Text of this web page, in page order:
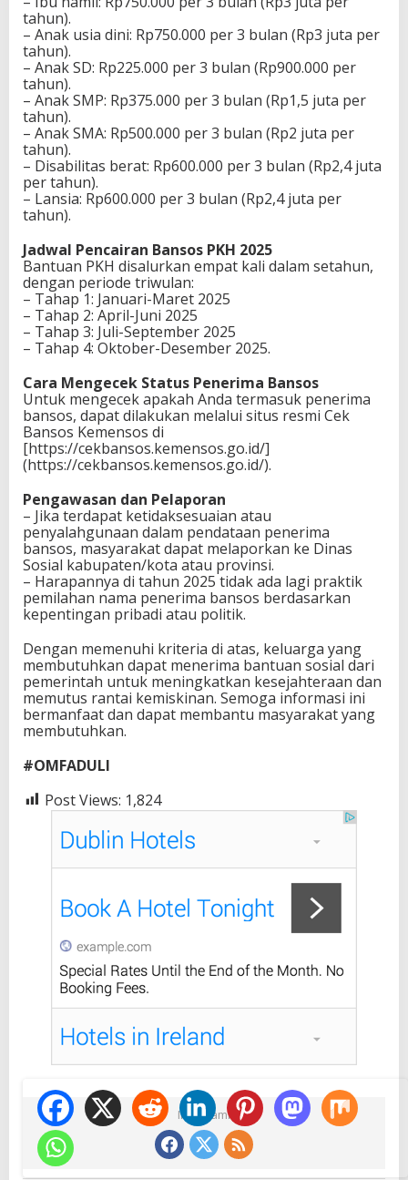
tahun).
– Anak usia dini: Rp750.000 per 3 bulan (Rp3 juta per
tahun).
– Anak SD: Rp225.000 per 3 bulan (Rp900.000 per
tahun).
– Anak SMP: Rp375.000 per 3 bulan (Rp1,5 juta per
tahun).
– Anak SMA: Rp500.000 per 3 bulan (Rp2 juta per
tahun).
– Disabilitas berat: Rp600.000 per 3 bulan (Rp2,4 juta
per tahun).
– Lansia: Rp600.000 per 3 bulan (Rp2,4 juta per
tahun).
Jadwal Pencairan Bansos PKH 2025
Bantuan PKH disalurkan empat kali dalam setahun,
dengan periode triwulan:
– Tahap 1: Januari-Maret 2025
– Tahap 2: April-Juni 2025
– Tahap 3: Juli-September 2025
– Tahap 4: Oktober-Desember 2025.
Cara Mengecek Status Penerima Bansos
Untuk mengecek apakah Anda termasuk penerima
bansos, dapat dilakukan melalui situs resmi Cek
Bansos Kemensos di
[https://cekbansos.kemensos.go.id/]
(https://cekbansos.kemensos.go.id/).
Pengawasan dan Pelaporan
– Jika terdapat ketidaksesuaian atau
penyalahgunaan dalam pendataan penerima
bansos, masyarakat dapat melaporkan ke Dinas
Sosial kabupaten/kota atau provinsi.
– Harapannya di tahun 2025 tidak ada lagi praktik
pemilahan nama penerima bansos berdasarkan
kepentingan pribadi atau politik.
Dengan memenuhi kriteria di atas, keluarga yang
membutuhkan dapat menerima bantuan sosial dari
pemerintah untuk meningkatkan kesejahteraan dan
memutus rantai kemiskinan. Semoga informasi ini
bermanfaat dan dapat membantu masyarakat yang
membutuhkan.
#OMFADULI
Post Views: 1,824
Ikuti Kami